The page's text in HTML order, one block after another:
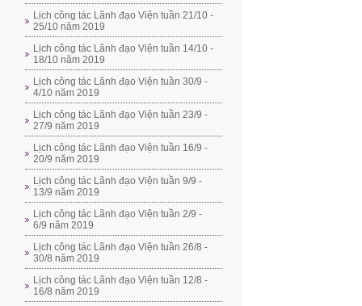
Lịch công tác Lãnh đạo Viện tuần 21/10 -
25/10 năm 2019
Lịch công tác Lãnh đạo Viện tuần 14/10 -
18/10 năm 2019
Lịch công tác Lãnh đạo Viện tuần 30/9 -
4/10 năm 2019
Lịch công tác Lãnh đạo Viện tuần 23/9 -
27/9 năm 2019
Lịch công tác Lãnh đạo Viện tuần 16/9 -
20/9 năm 2019
Lịch công tác Lãnh đạo Viện tuần 9/9 -
13/9 năm 2019
Lịch công tác Lãnh đạo Viện tuần 2/9 -
6/9 năm 2019
Lịch công tác Lãnh đạo Viện tuần 26/8 -
30/8 năm 2019
Lịch công tác Lãnh đạo Viện tuần 12/8 -
16/8 năm 2019